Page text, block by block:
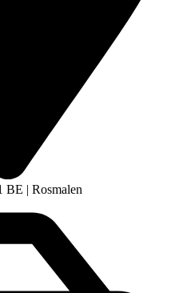
BE | Rosmalen